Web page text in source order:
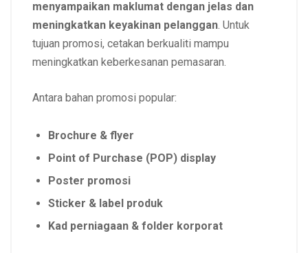
menyampaikan maklumat dengan jelas dan
meningkatkan keyakinan pelanggan. Untuk
tujuan promosi, cetakan berkualiti mampu
meningkatkan keberkesanan pemasaran.
Antara bahan promosi popular:
Brochure & flyer
Point of Purchase (POP) display
Poster promosi
Sticker & label produk
Kad perniagaan & folder korporat